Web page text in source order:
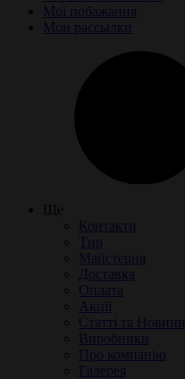
Мої побажання
Мои рассылки
Ще
Контакти
Тир
Майстерня
Доставка
Оплата
Акції
Статті та Новини
Виробники
Про компанію
Галерея